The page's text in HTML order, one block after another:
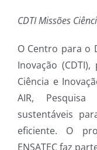
CDTI Missões
O Centro para o
Inovação
Ciência e
AIR,
sustentáveis
eficiente. O
ENSATEC faz